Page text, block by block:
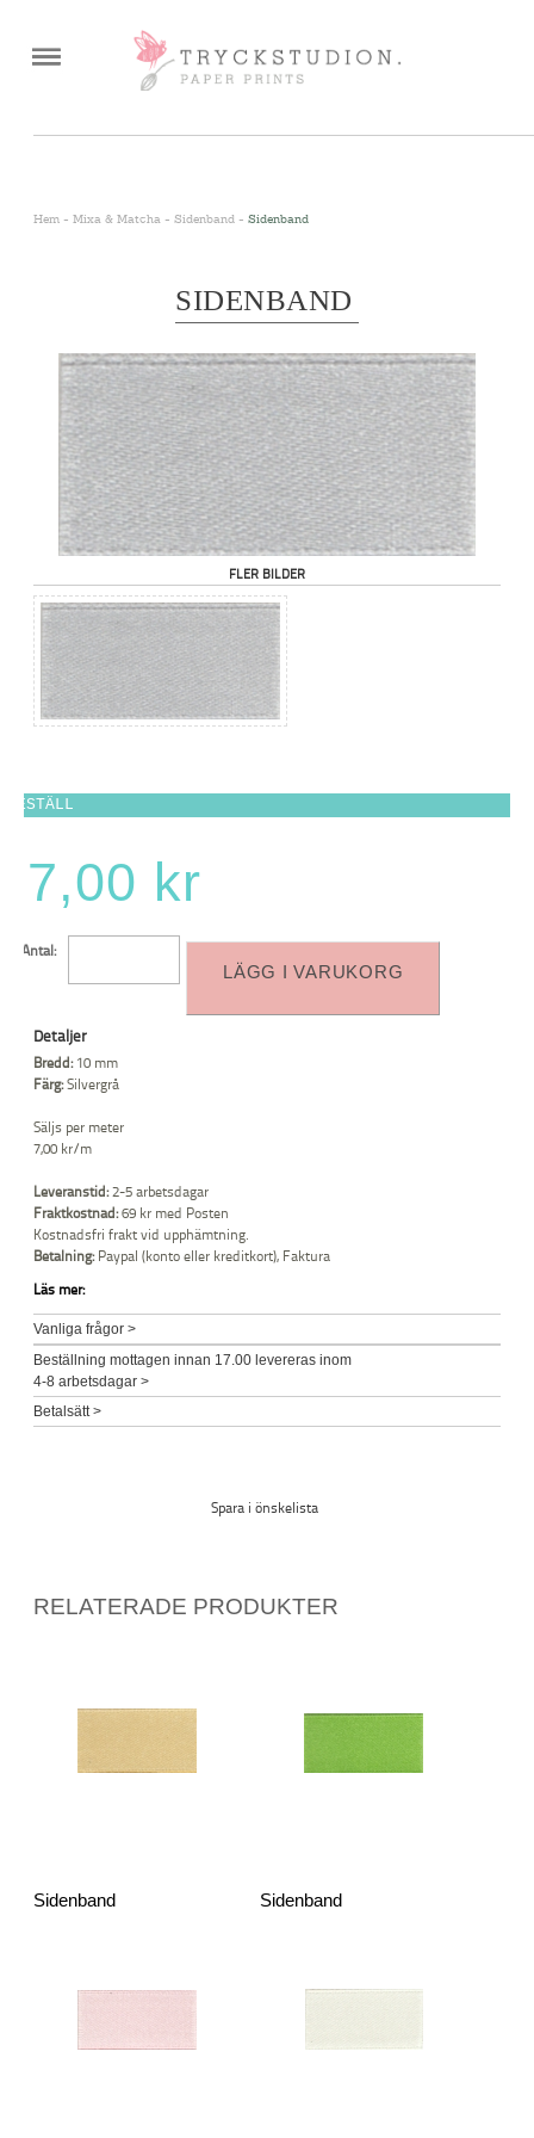
Hem - Mixa & Matcha - Sidenband - Sidenband
SIDENBAND
FLER BILDER
BESTÄLL
7,00 kr
Antal:
LÄGG I VARUKORG
Detaljer
Bredd:10 mm
Färg:Silvergrå
Säljs per meter
7,00 kr/m
Leveranstid:2-5 arbetsdagar
Fraktkostnad:69 kr med Posten
Kostnadsfri frakt vid upphämtning.
Betalning:Paypal (konto eller kreditkort), Faktura
Läs mer:
Vanliga frågor >
Beställning mottagen innan 17.00 levereras inom
4-8 arbetsdagar >
Betalsätt >
Spara i önskelista
RELATERADE PRODUKTER
Sidenband Sidenband